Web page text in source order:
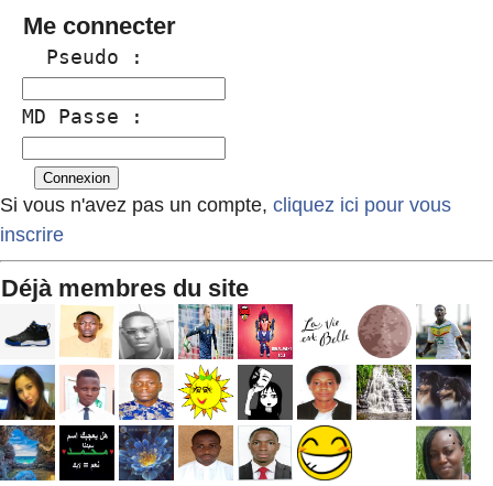
Me connecter
  Pseudo :
MD Passe :
Si vous n'avez pas un compte, cliquez ici pour vous
inscrire
Déjà membres du site